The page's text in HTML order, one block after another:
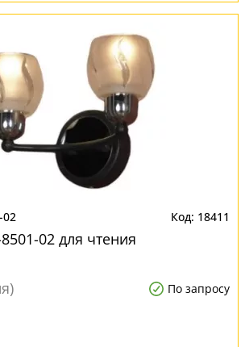
02 18411
02 для чтения
По запросу